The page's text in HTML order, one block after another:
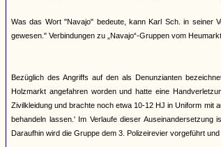
Was das Wort "Navajo" bedeute, kann Karl Sch. in seiner
gewesen." Verbindungen zu „Navajo“-Gruppen vom
Bezüglich des Angriffs auf den als Denunzianten
Holzmarkt angefahren worden und hatte eine
Zivilkleidung und brachte noch etwa 10-12 HJ in Uniform mit
behandeln lassen.' Im Verlaufe dieser
Daraufhin wird die Gruppe dem 3. Polizeirevier vorgeführt und